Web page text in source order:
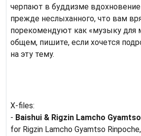
черпают в буддизме вдохновение
прежде неслыханного, что вам
порекомендуют как «музыку для
общем, пишите, если хочется
на эту тему.
X-files:
- Baishui & Rigzin Lamcho
for Rigzin Lamcho Gyamtso